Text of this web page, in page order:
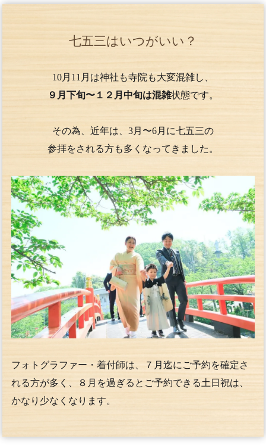
七五三はいつがいい？
10月11月は神社も寺院も大変混雑し、
９月下旬〜１２月中旬は混雑状態です。
その為、近年は、3月〜6月に七五三の
参拝をされる方も多くなってきました。
フォトグラファー・着付師は、７月迄にご予約を確定さ
れる方が多く、８月を過ぎるとご予約できる土日祝は、
かなり少なくなります。